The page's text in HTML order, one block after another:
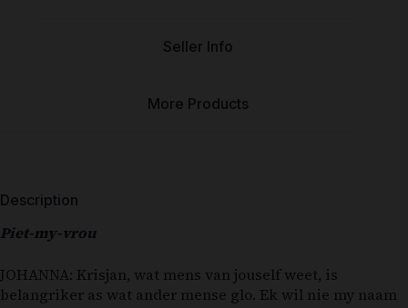
Seller Info
More Products
Description
Piet-my-vrou
JOHANNA: Krisjan, wat mens van jouself weet, is
belangriker as wat ander mense glo. Ek wil nie my naam